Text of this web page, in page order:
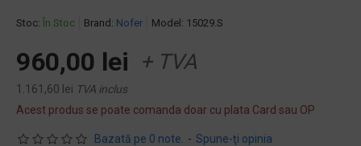
Stoc: În Stoc Brand: Nofer Model: 15029.S
Bazată pe 0 note. - Spune-ţi opinia
960,00 lei + TVA
1.161,60 lei TVA inclus
Acest produs se poate comanda doar cu plata Card sau OP